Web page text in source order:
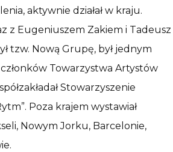
aktywnie działał w kraju.
z Eugeniuszem Zakiem i Tadeusz
tzw. Nową Grupę, był jednym
Towarzystwa Artystów
Stowarzyszenie
Poza krajem wystawiał
Nowym Jorku, Barcelonie,